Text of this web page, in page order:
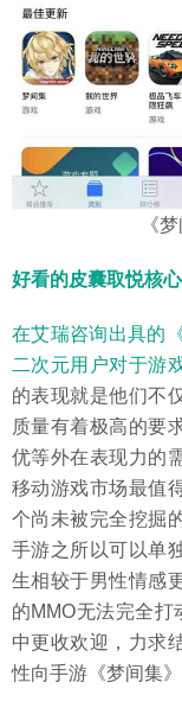
《
好看的皮囊取悦核
在艾瑞咨询出具的
二次元用户对于游
的表现就是他们不
质量有着极高的要
优等外在表现力的
移动游戏市场最值
个尚未被完全挖掘
手游之所以可以单
生相较于男性情感
的MMO无法完全打
中更收欢迎，力求
性向手游《梦间集